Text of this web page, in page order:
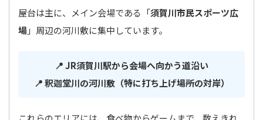
屋台は主に、メイン会場である「須賀川市民スポーツ広
場」周辺の河川敷に集中しています。
📍 JR須賀川駅から会場へ向かう道沿い
📍 釈迦堂川の河川敷（特に打ち上げ場所の対岸）